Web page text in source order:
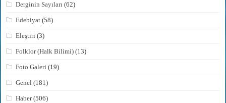
Derginin Sayıları (62)
Edebiyat (58)
Eleştiri (3)
Folklor (Halk Bilimi) (13)
Foto Galeri (19)
Genel (181)
Haber(506)